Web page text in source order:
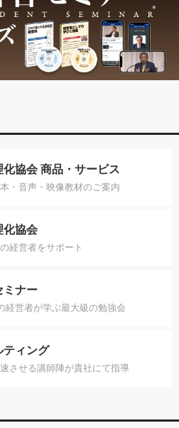
化協会 商品・サービス
・音声・映像教材のご案内
化協会
経営者をサポート
ミナー
経営者が学ぶ最大級の勉強会
ティング
させる講師陣が貴社にて指導